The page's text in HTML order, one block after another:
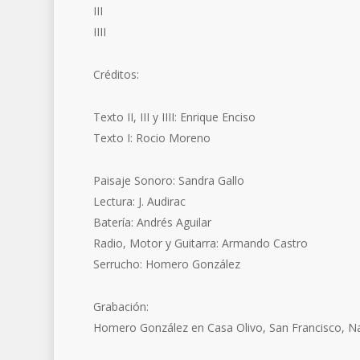
III
IIII
Créditos:
Texto II, III y IIII: Enrique Enciso
Texto I: Rocio Moreno
Paisaje Sonoro: Sandra Gallo
Lectura: J. Audirac
Batería: Andrés Aguilar
Radio, Motor y Guitarra: Armando Castro
Serrucho: Homero González
Grabación:
Homero González en Casa Olivo, San Francisco,